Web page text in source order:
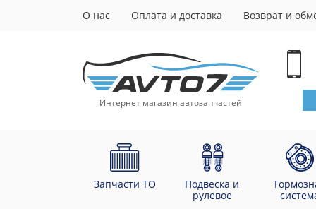
О нас Оплата и доставка Возврат и
Интернет магазин автозапчастей
Запчасти ТО
Подвеска и
рулевое